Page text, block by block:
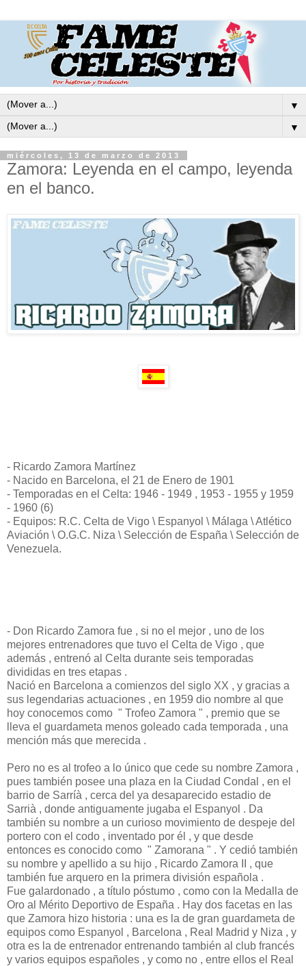
▼
▼
miércoles, 13 de marzo de 2013
Zamora: Leyenda en el campo, leyenda
en el banco.
- Ricardo Zamora Martínez
- Nacido en Barcelona, el 21 de Enero de 1901
- Temporadas en el Celta: 1946 - 1949 , 1953 - 1955 y 1959
- 1960 (6)
- Equipos: R.C. Celta de Vigo \ Espanyol \ Málaga \ Atlético
Aviación \ O.G.C. Niza \ Selección de España \ Selección de
Venezuela.
- Don Ricardo Zamora fue , si no el mejor , uno de los
mejores entrenadores que tuvo el Celta de Vigo , que
además , entrenó al Celta durante seis temporadas
divididas en tres etapas .
Nació en Barcelona a comienzos del siglo XX , y gracias a
sus legendarias actuaciones , en 1959 dio nombre al que
hoy conocemos como " Trofeo Zamora " , premio que se
lleva el guardameta menos goleado cada temporada , una
mención más que merecida .
Pero no es al trofeo a lo único que cede su nombre Zamora ,
pues también posee una plaza en la Ciudad Condal , en el
barrio de Sarríà , cerca del ya desaparecido estadio de
Sarrià , donde antiguamente jugaba el Espanyol . Da
también su nombre a un curioso movimiento de despeje del
portero con el codo , inventado por él , y que desde
entonces es conocido como " Zamorana " . Y cedió también
su nombre y apellido a su hijo , Ricardo Zamora II , que
también fue arquero en la primera división española .
Fue galardonado , a título póstumo , como con la Medalla de
Oro al Mérito Deportivo de España . Hay dos facetas en las
que Zamora hizo historia : una es la de gran guardameta de
equipos como Espanyol , Barcelona , Real Madrid y Niza , y
otra es la de entrenador entrenando también al club francés
y varios equipos españoles , y como no , entre ellos el Real